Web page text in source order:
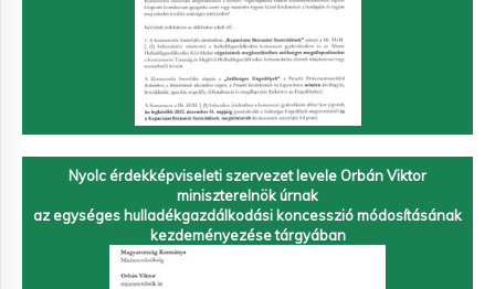
Nyolc érdekképviseleti szervezet levele Orbán Viktor
miniszterelnök úrnak
az egységes hulladékgazdálkodási koncesszió módosításának
kezdeményezése tárgyában